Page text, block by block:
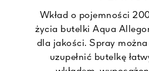
Wkład o pojemności
życia butelki Aqua
dla jakości. Spray
uzupełnić butelkę